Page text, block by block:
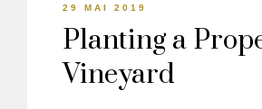
29 MAI 2019
Planting a
Vineyard